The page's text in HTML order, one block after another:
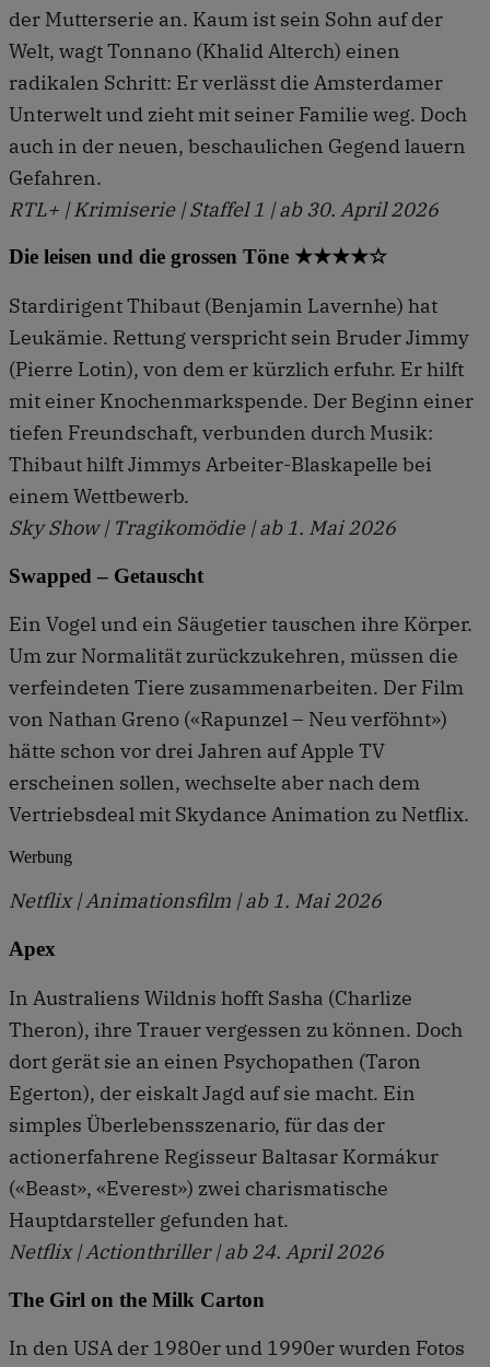
der Mutterserie an. Kaum ist sein Sohn auf der
Welt, wagt Tonnano (Khalid Alterch) einen
radikalen Schritt: Er verlässt die Amsterdamer
Unterwelt und zieht mit seiner Familie weg. Doch
auch in der neuen, beschau­lichen Gegend lauern
Gefahren.
RTL+ | Krimiserie | Staffel 1 | ab 30. April 2026
Die leisen und die grossen Töne ★★★★☆
Stardirigent Thibaut (Benjamin Lavernhe) hat
Leukämie. Rettung verspricht sein Bruder Jimmy
(Pierre Lotin), von dem er kürzlich erfuhr. Er hilft
mit einer Knochenmarkspende. Der Beginn einer
tiefen Freundschaft, verbunden durch Musik:
Thibaut hilft Jimmys Arbeiter-Blaskapelle bei
einem Wettbewerb.
Sky Show | Tragikomödie | ab 1. Mai 2026
Swapped – Getauscht
Ein Vogel und ein Säugetier tauschen ihre Körper.
Um zur Normalität zurückzukehren, müssen die
verfeindeten Tiere zusammenarbeiten. Der Film
von Nathan Greno («Rapunzel – Neu verföhnt»)
hätte schon vor drei Jahren auf Apple TV
erscheinen sollen, wechselte aber nach dem
Vertriebsdeal mit Skydance Animation zu Netflix.
Werbung
Netflix | Animationsfilm | ab 1. Mai 2026
Apex
In Australiens Wildnis hofft Sasha (Charlize
Theron), ihre Trauer vergessen zu können. Doch
dort gerät sie an einen Psychopathen (Taron
Egerton), der eiskalt Jagd auf sie macht. Ein
simples Überlebensszenario, für das der
actionerfahrene Regisseur Baltasar Kormákur
(«Beast», «Everest») zwei charismatische
Hauptdarsteller gefunden hat.
Netflix | Actionthriller | ab 24. April 2026
The Girl on the Milk Carton
In den USA der 1980er und 1990er wurden Fotos